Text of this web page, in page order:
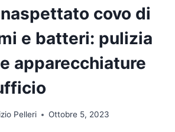
covo di
e batteri: pulizia
apparecchiature
Pelleri Ottobre 5, 2023